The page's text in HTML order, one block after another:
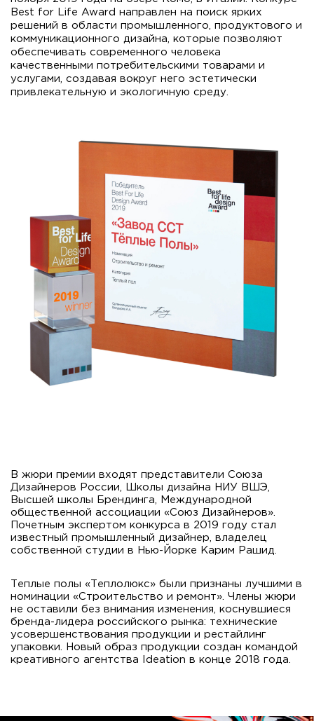
Best for Life Award направлен на поиск ярких
решений в области промышленного, продуктового и
коммуникационного дизайна, которые позволяют
обеспечивать современного человека
качественными потребительскими товарами и
услугами, создавая вокруг него эстетически
привлекательную и экологичную среду.
В жюри премии входят представители Союза
Дизайнеров России, Школы дизайна НИУ ВШЭ,
Высшей школы Брендинга, Международной
общественной ассоциации «Союз Дизайнеров».
Почетным экспертом конкурса в 2019 году стал
известный промышленный дизайнер, владелец
собственной студии в Нью-Йорке Карим Рашид.
Теплые полы «Теплолюкс» были признаны лучшими в
номинации «Строительство и ремонт». Члены жюри
не оставили без внимания изменения, коснувшиеся
бренда-лидера российского рынка: технические
усовершенствования продукции и рестайлинг
упаковки. Новый образ продукции создан командой
креативного агентства Ideation в конце 2018 года.